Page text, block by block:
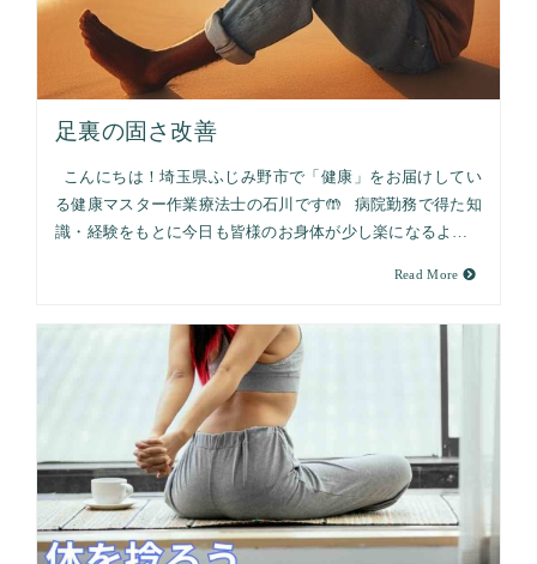
足裏の固さ改善
こんにちは！埼玉県ふじみ野市で「健康」をお届けしてい
る健康マスター作業療法士の石川です🤲 病院勤務で得た知
識・経験をもとに今日も皆様のお身体が少し楽になるよ…
Read More